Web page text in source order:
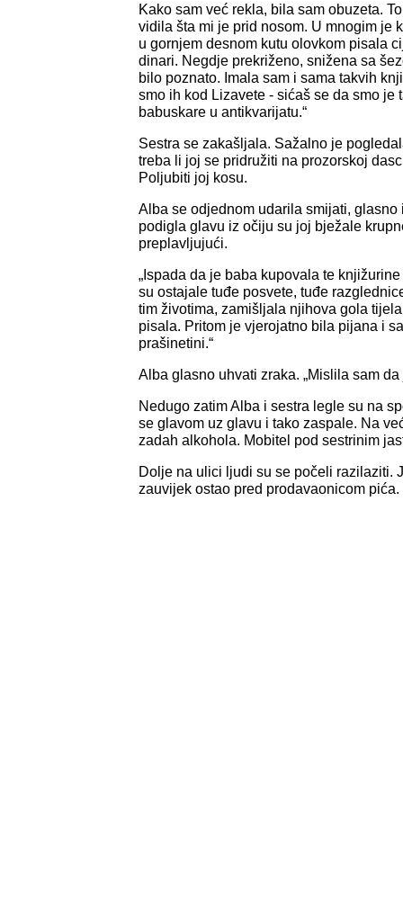
Kako sam već rekla, bila sam obuzeta.
vidila šta mi je prid nosom. U mnogim je
u gornjem desnom kutu olovkom pisala
dinari. Negdje prekriženo, snižena sa
bilo poznato. Imala sam i sama takvih
smo ih kod Lizavete - sićaš se da smo je
babuskare u antikvarijatu.“
Sestra se zakašljala. Sažalno je
treba li joj se pridružiti na prozorskoj
Poljubiti joj kosu.
Alba se odjednom udarila smijati, glasno
podigla glavu iz očiju su joj bježale
preplavljujući.
„Ispada da je baba kupovala te
su ostajale tuđe posvete, tuđe
tim životima, zamišljala njihova gola
pisala. Pritom je vjerojatno bila pijana i
prašinetini.“
Alba glasno uhvati zraka. „Mislila sam
Nedugo zatim Alba i sestra legle su na
se glavom uz glavu i tako zaspale. Na
zadah alkohola. Mobitel pod sestrinim
Dolje na ulici ljudi su se počeli razilaziti.
zauvijek ostao pred prodavaonicom pića.